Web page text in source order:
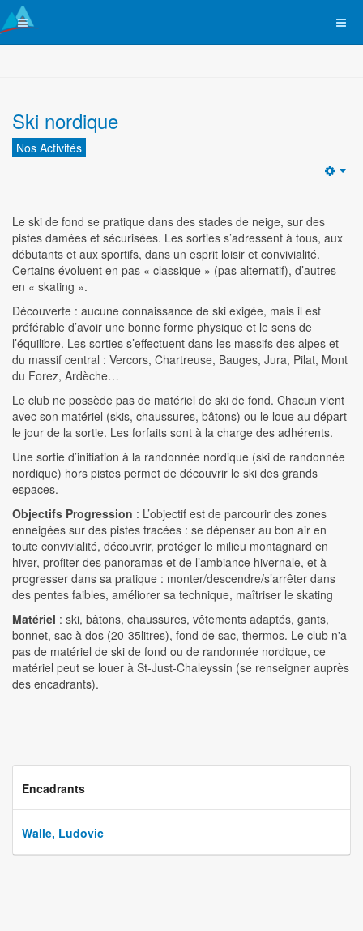
Ski nordique
Nos Activités
Le ski de fond se pratique dans des stades de neige, sur des
pistes damées et sécurisées. Les sorties s’adressent à tous, aux
débutants et aux sportifs, dans un esprit loisir et convivialité.
Certains évoluent en pas « classique » (pas alternatif), d’autres
en « skating ».
Découverte : aucune connaissance de ski exigée, mais il est
préférable d’avoir une bonne forme physique et le sens de
l’équilibre. Les sorties s’effectuent dans les massifs des alpes et
du massif central : Vercors, Chartreuse, Bauges, Jura, Pilat, Mont
du Forez, Ardèche…
Le club ne possède pas de matériel de ski de fond. Chacun vient
avec son matériel (skis, chaussures, bâtons) ou le loue au départ
le jour de la sortie. Les forfaits sont à la charge des adhérents.
Une sortie d’initiation à la randonnée nordique (ski de randonnée
nordique) hors pistes permet de découvrir le ski des grands
espaces.
Objectifs Progression : L’objectif est de parcourir des zones
enneigées sur des pistes tracées : se dépenser au bon air en
toute convivialité, découvrir, protéger le milieu montagnard en
hiver, profiter des panoramas et de l’ambiance hivernale, et à
progresser dans sa pratique : monter/descendre/s’arrêter dans
des pentes faibles, améliorer sa technique, maîtriser le skating
Matériel : ski, bâtons, chaussures, vêtements adaptés, gants,
bonnet, sac à dos (20-35litres), fond de sac, thermos. Le club n'a
pas de matériel de ski de fond ou de randonnée nordique, ce
matériel peut se louer à St-Just-Chaleyssin (se renseigner auprès
des encadrants).
Encadrants
Walle, Ludovic